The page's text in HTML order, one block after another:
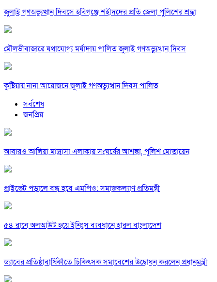
জুলাই গণঅভ্যুত্থান দিবসে হবিগঞ্জে শহীদদের প্রতি জেলা পুলিশের শ্রদ্ধা
মৌলভীবাজারে যথাযোগ্য মর্যাদায় পালিত জুলাই গণঅভ্যুত্থান দিবস
কুষ্টিয়ায় নানা আয়োজনে জুলাই গণঅভ্যুত্থান দিবস পালিত
সর্বশেষ
জনপ্রিয়
আবারও আলিয়া মাদ্রাসা এলাকায় সংঘর্ষের আশঙ্কা, পুলিশ মোতায়েন
প্রাইভেট পড়ালে বন্ধ হবে এমপিও: সমাজকল্যাণ প্রতিমন্ত্রী
৫৪ রানে অলআউট হয়ে ইনিংস ব্যবধানে হারল বাংলাদেশ
ড্যাবের প্রতিষ্ঠাবার্ষিকীতে চিকিৎসক সমাবেশের উদ্বোধন করলেন প্রধানমন্ত্রী